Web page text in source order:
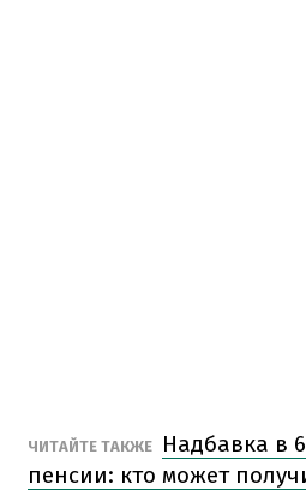
ЧИТАЙТЕ ТАКЖЕ
Надбавка в
пенсии: кто может